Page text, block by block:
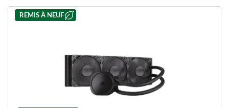
REMIS À NEUF